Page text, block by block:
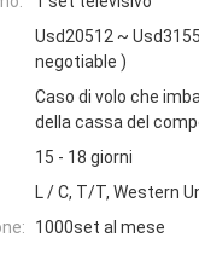
Usd20512 ~
negotiable )
Caso di volo che
della cassa del
15 - 18 giorni
L / C, T/T, Western
1000set al mese